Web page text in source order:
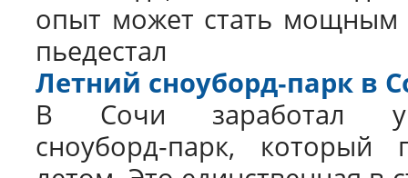
опыт может стать мощным
пьедестал
Летний сноуборд‑парк в
В Сочи заработал
сноуборд‑парк,